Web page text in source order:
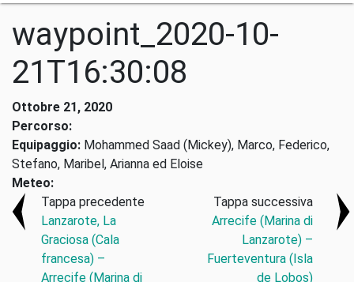
waypoint_2020-10-
21T16:30:08
Ottobre 21, 2020
Percorso:
Equipaggio: Mohammed Saad (Mickey), Marco, Federico,
Stefano, Maribel, Arianna ed Eloise
Meteo:
Tappa precedente
Lanzarote, La
Graciosa (Cala
francesa) –
Arrecife (Marina di
Tappa successiva
Arrecife (Marina di
Lanzarote) –
Fuerteventura (Isla
de Lobos)